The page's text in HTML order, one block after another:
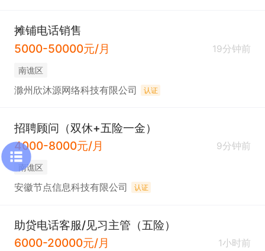
摊铺电话销售
5000-50000元/月
19分钟前
南谯区
滁州欣沐源网络科技有限公司 认证
招聘顾问（双休+五险一金）
4000-8000元/月
9分钟前
南谯区
安徽节点信息科技有限公司 认证
助贷电话客服/见习主管（五险）
6000-20000元/月
1小时前